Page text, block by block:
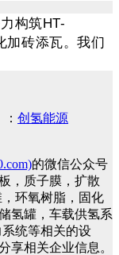
构筑HT-
加砖添瓦。我们
创氢能源
的微信公众号
，质子膜，扩散
环氧树脂，固化
氢罐，车载供氢系
统等相关的设
享相关企业信息。